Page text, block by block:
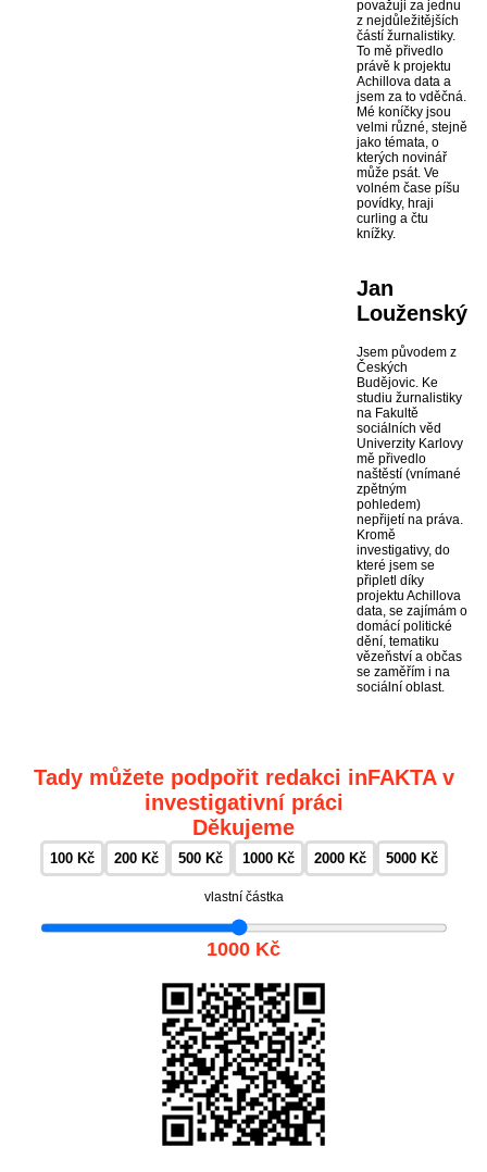
považuji za jednu
z nejdůležitějších
částí žurnalistiky.
To mě přivedlo
právě k projektu
Achillova data a
jsem za to vděčná.
Mé koníčky jsou
velmi různé, stejně
jako témata, o
kterých novinář
může psát. Ve
volném čase píšu
povídky, hraji
curling a čtu
knížky.
Jan
Louženský
Jsem původem z
Českých
Budějovic. Ke
studiu žurnalistiky
na Fakultě
sociálních věd
Univerzity Karlovy
mě přivedlo
naštěstí (vnímané
zpětným
pohledem)
nepřijetí na práva.
Kromě
investigativy, do
které jsem se
připletl díky
projektu Achillova
data, se zajímám o
domácí politické
dění, tematiku
vězeňství a občas
se zaměřím i na
sociální oblast.
Tady můžete podpořit redakci inFAKTA v
investigativní práci
Děkujeme
100 Kč 200 Kč 500 Kč 1000 Kč 2000 Kč 5000 Kč
vlastní částka
1000 Kč